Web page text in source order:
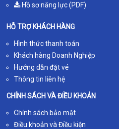
Hồ sơ năng lực (PDF)
HỖ TRỢ KHÁCH HÀNG
Hình thức thanh toán
Khách hàng Doanh Nghiệp
Hướng dẫn đặt vé
Thông tin liên hệ
CHÍNH SÁCH VÀ ĐIỀU KHOẢN
Chính sách bảo mật
Điều khoản và Điều kiện